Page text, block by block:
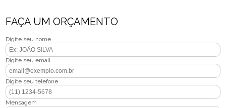
FAÇA UM ORÇAMENTO
Digite seu nome
Digite seu email
Digite seu telefone
Mensagem